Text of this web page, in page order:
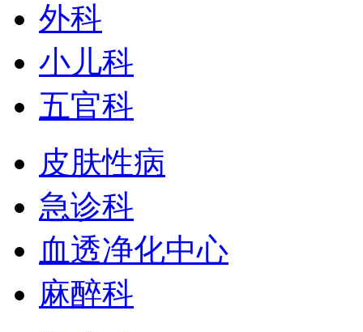
外科
小儿科
五官科
皮肤性病
急诊科
血透净化中心
麻醉科